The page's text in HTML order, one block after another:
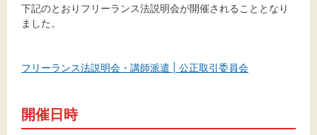
黒 白 黄
下記のとおりフリーランス法説明会が開催されることとなり
ました。
フリーランス法説明会・講師派遣 | 公正取引委員会
開催日時